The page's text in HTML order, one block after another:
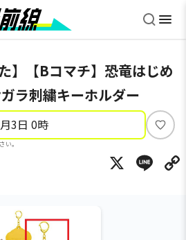
】【Bコマチ】恐竜はじめ
ラ刺繍キーホルダー
3日 0時
い。
い
ね
X